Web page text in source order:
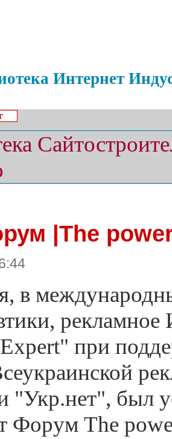
Интернет
|The
в
рекламное
при
"Укр.нет", был
Форум The